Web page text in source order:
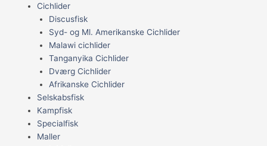
Cichlider
Discusfisk
Syd- og Ml. Amerikanske Cichlider
Malawi cichlider
Tanganyika Cichlider
Dværg Cichlider
Afrikanske Cichlider
Selskabsfisk
Kampfisk
Specialfisk
Maller